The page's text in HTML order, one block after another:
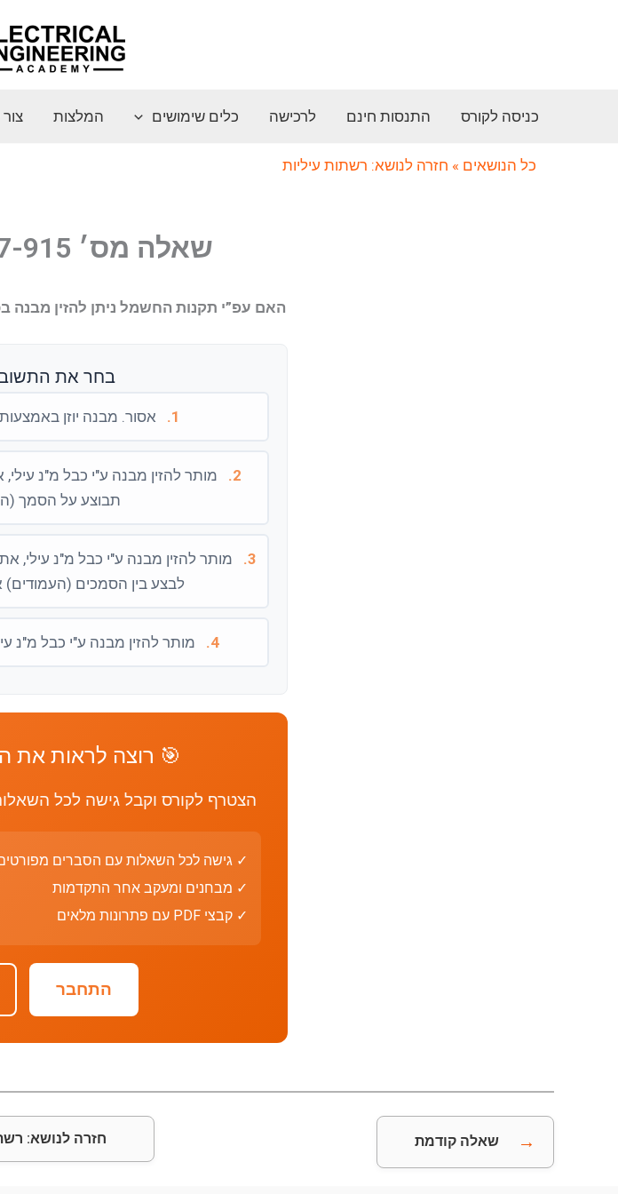
כניסה לקורס התנסות חינם לרכישה כלים שימושים המלצות
כל הנושאים » חזרה לנושא: רשתות עיליות
שאלה מס׳ 7-915 (רשת עילית)
האם עפ”י תקנות החשמל ניתן להזין
בחר את
1. אסור. מבנה יוזן
2.
מותר להזין מבנה ע"י כבל מ"נ
תבוצע על הסמך
3.
מותר להזין מבנה ע"י כבל מ"נ עילי,
לבצע בין הסמכים
4. מותר להזין מבנה ע"י כבל מ"נ
🎯 רוצה לראות את
הצטרף לקורס וקבל גישה לכל
✓ גישה לכל השאלות עם הסברים
✓ מבחנים ומעקב אחר התקדמות
✓ קבצי PDF עם פתרונות מלאים
התחבר
חזרה לנושא: → שאלה קודמת